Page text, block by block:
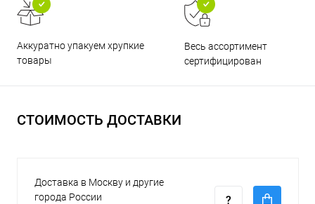
Аккуратно упакуем хрупкие
товары
Весь ассортимент
сертифицирован
СТОИМОСТЬ ДОСТАВКИ
Доставка в Москву и другие
города России